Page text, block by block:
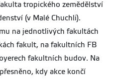
tropického zemědělství
(v Malé Chuchli).
na jednotlivých fakultách
fakult, na fakultních FB
fakultních budov. Na
kdy akce končí